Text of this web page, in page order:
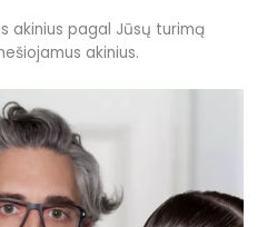
akinius pagal Jūsų turimą
akinius.